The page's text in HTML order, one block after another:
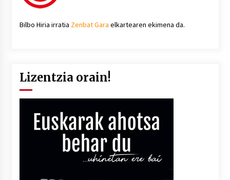
Bilbo Hiria irratia Zenbat Gara elkartearen ekimena da.
Lizentzia orain!